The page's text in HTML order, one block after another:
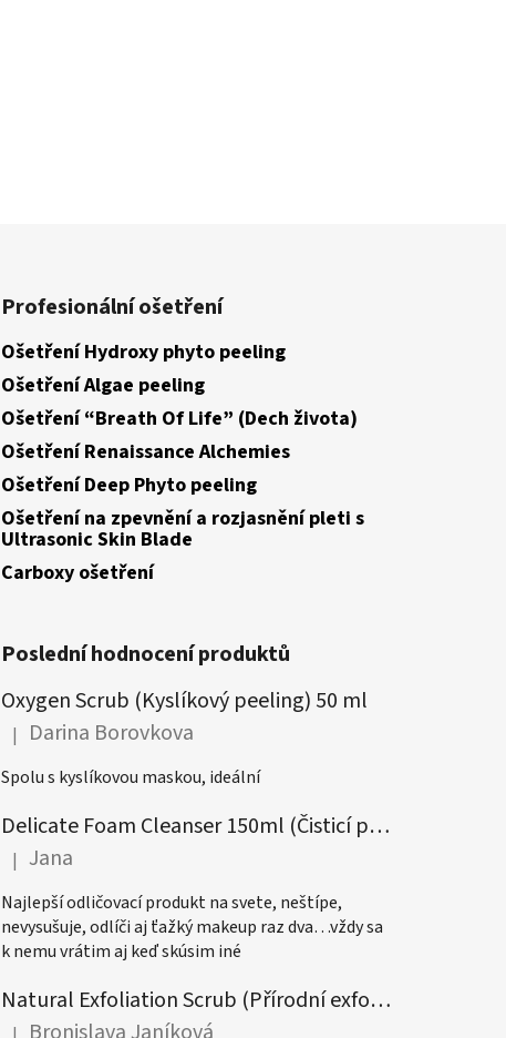
Profesionální ošetření
Ošetření Hydroxy phyto peeling
Ošetření Algae peeling
Ošetření “Breath Of Life” (Dech života)
Ošetření Renaissance Alchemies
Ošetření Deep Phyto peeling
Ošetření na zpevnění a rozjasnění pleti s
Ultrasonic Skin Blade
Carboxy ošetření
Poslední hodnocení produktů
Oxygen Scrub (Kyslíkový peeling) 50 ml
Hodnocení produktu je 5 z 5 hvězdiček.
| Darina Borovkova
Spolu s kyslíkovou maskou, ideální
Delicate Foam Cleanser 150ml (Čisticí pěna)
Hodnocení produktu je 5 z 5 hvězdiček.
| Jana
Najlepší odličovací produkt na svete, neštípe,
nevysušuje, odlíči aj ťažký makeup raz dva…vždy sa
k nemu vrátim aj keď skúsim iné
Natural Exfoliation Scrub (Přírodní exfoliační peeling) 50ml